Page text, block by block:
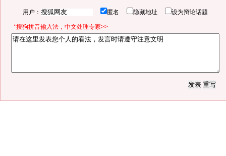
用户： 匿名 隐藏地址 设为辩论话题
*搜狗拼音输入法，中文处理专家>>